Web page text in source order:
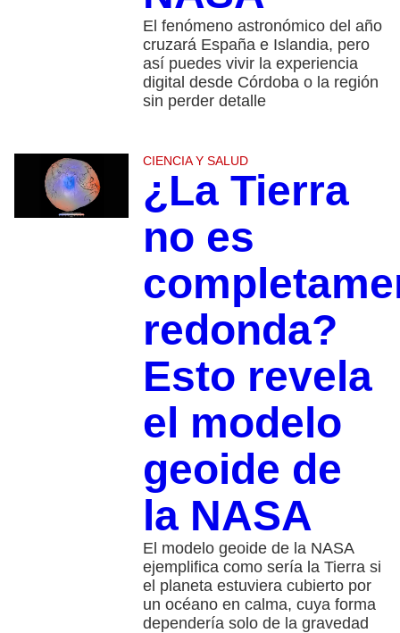
El fenómeno astronómico del año
cruzará España e Islandia, pero
así puedes vivir la experiencia
digital desde Córdoba o la región
sin perder detalle
CIENCIA Y SALUD
¿La Tierra
no es
redonda?
Esto revela
el modelo
geoide de
la NASA
El modelo geoide de la NASA
ejemplifica como sería la Tierra si
el planeta estuviera cubierto por
un océano en calma, cuya forma
dependería solo de la gravedad